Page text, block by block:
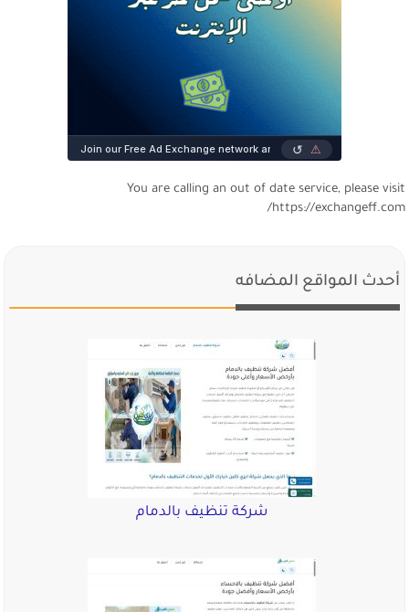
You are calling an out of date service, please visit
https://exchangeff.com/
أحدث المواقع المضافه
شركة تنظيف بالدمام